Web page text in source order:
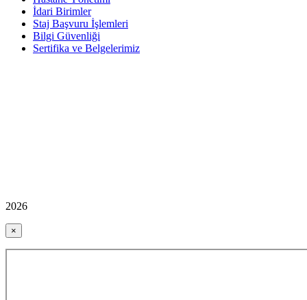
İdari Birimler
Staj Başvuru İşlemleri
Bilgi Güvenliği
Sertifika ve Belgelerimiz
2026
×